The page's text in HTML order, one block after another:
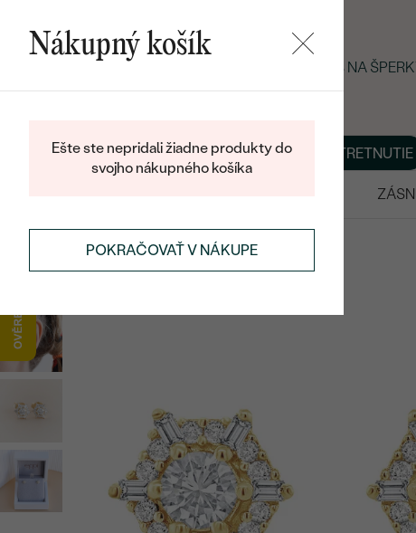
LETNÝ BLACK FRIDAY: −25 % NA
BLOGŠPERKY NA MIERU DOHODNÚŤ STRETNUTIE
DIAMANTOVÉ ŠPERKYDIAMANTOVÉ NÁUŠNICE
Nákupný košík
Ešte ste nepridali žiadne produkty do
svojho nákupného košíka
POKRAČOVAŤ V NÁKUPE